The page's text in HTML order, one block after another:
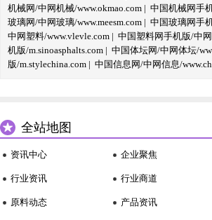
机械网/中网机械/www.okmao.com | 中国机械网手
玻璃网/中网玻璃/www.meesm.com | 中国玻璃网手
中网塑料/www.vlevle.com | 中国塑料网手机版/中
机版/m.sinoasphalts.com | 中国体坛网/中网体坛/
版/m.stylechina.com | 中国信息网/中网信息/
全站地图
资讯中心
行业资讯
原料动态
企业聚焦
行业商道
产品资讯